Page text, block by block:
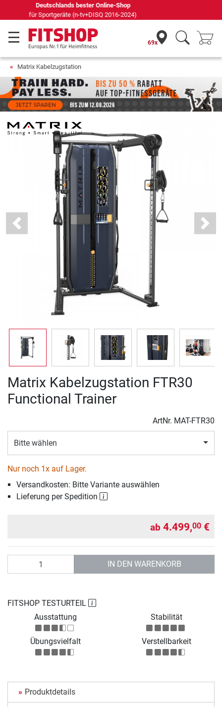
Seit 42 Jahren Ihr Experte für Heimfitness
69x
Matrix Kabelzugstation
Previous Next
Matrix Kabelzugstation FTR30
Functional Trainer
ArtNr. MAT-FTR30
Bitte wählen
Nur noch 1x auf Lager.
Versandkosten: Bitte Variante auswählen
Lieferung per Spedition
ab 4.499,00 €
IN DEN WARENKORB
FITSHOP TESTURTEIL
Ausstattung
Stabilität
Übungsvielfalt Verstellbarkeit
Produktdetails